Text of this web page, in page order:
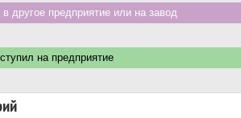
другое предприятие или на завод
на предприятие